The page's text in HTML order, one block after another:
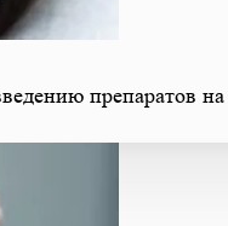
препаратов